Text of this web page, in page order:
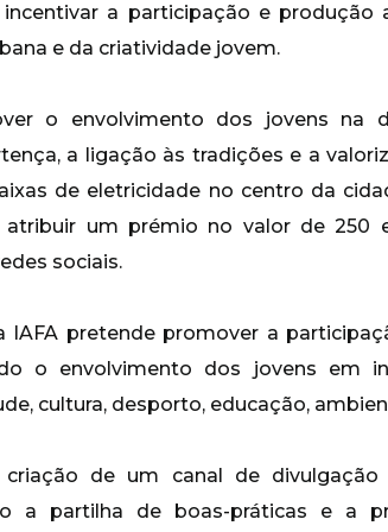
a participação e produção
e da criatividade jovem.
o envolvimento dos jovens na
a ligação às tradições e a
de eletricidade no centro da
atribuir um prémio no valor de
sociais.
pretende promover a
o envolvimento dos jovens em
cultura, desporto, educação,
de um canal de
a partilha de boas-práticas e a